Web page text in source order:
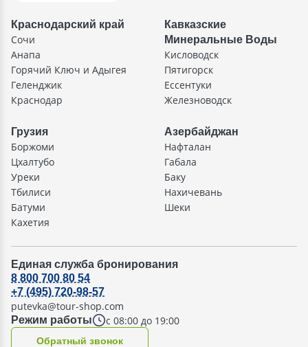
Краснодарский край
Сочи
Анапа
Горячий Ключ и Адыгея
Геленджик
Краснодар
Кавказские
Минеральные Воды
Кисловодск
Пятигорск
Ессентуки
Железноводск
Грузия
Боржоми
Цхалтубо
Уреки
Тбилиси
Батуми
Кахетия
Азербайджан
Нафталан
Габала
Баку
Нахичевань
Шеки
Единая служба бронирования
Режим работы с 08:00 до 19:00
8 800 700 80 54
+7 (495) 720-98-57
putevka@tour-shop.com
Oбратный звонок